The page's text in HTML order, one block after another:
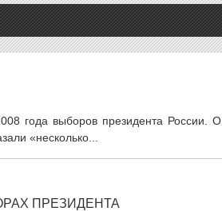
года выборов президента России. О
«несколько...
ПРЕЗИДЕНТА